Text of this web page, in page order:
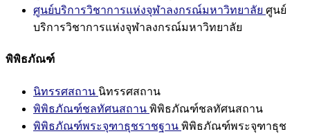
ศูนย์บริการวิชาการแห่งจุฬาลงกรณ์มหาวิทยาลัย ศูนย์
บริการวิชาการแห่งจุฬาลงกรณ์มหาวิทยาลัย
พิพิธภัณฑ์
นิทรรศสถาน นิทรรศสถาน
พิพิธภัณฑ์ชลทัศนสถาน พิพิธภัณฑ์ชลทัศนสถาน
พิพิธภัณฑ์พระจุฑาธุชราชฐาน พิพิธภัณฑ์พระจุฑาธุช